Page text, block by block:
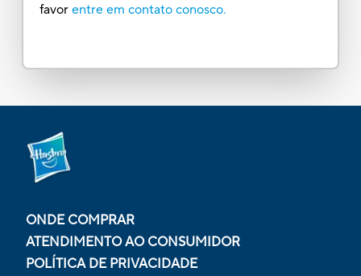
favor entre em contato conosco.
ONDE COMPRAR
ATENDIMENTO AO CONSUMIDOR
POLÍTICA DE PRIVACIDADE